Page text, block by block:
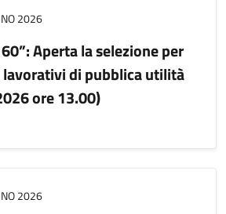
2026
Aperta la selezione per
di pubblica utilità
ore 13.00)
2026